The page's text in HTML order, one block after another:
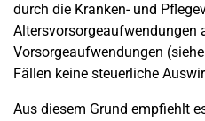
durch die Kranken- und
Altersvorsorgeaufwendungen
Vorsorgeaufwendungen
Fällen keine steuerliche
Aus diesem Grund empfiehlt